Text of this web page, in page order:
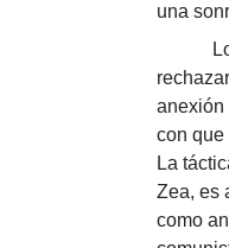
una
anexión
con que
La
Zea, es
como